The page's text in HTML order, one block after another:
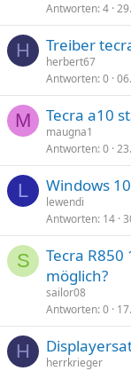
Antworten 4
H Treiber
herbert67
Antworten 0
M Tecra a10
maugna1
Antworten 0
L Windows
lewendi
Antworten 14
S
Tecra R850
möglich?
sailor08
Antworten 0
H
herrkrieger